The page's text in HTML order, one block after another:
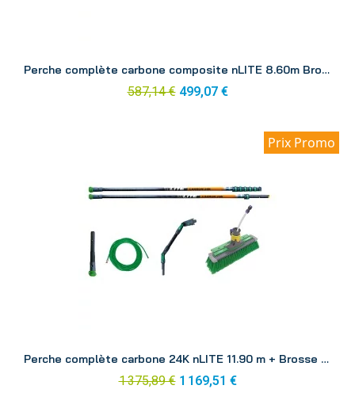
Perche complète carbone composite nLITE 8.60m Brosse CC85H
587,14 € 499,07 €
Prix Promo
Perche complète carbone 24K nLITE 11.90 m + Brosse CF12H
1 375,89 € 1 169,51 €